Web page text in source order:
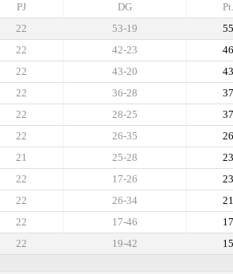
Pt.
DG
PJ
55
53-19
22
46
42-23
22
43
43-20
22
37
36-28
22
37
28-25
22
26
26-35
22
23
25-28
21
23
17-26
22
21
26-34
22
17
17-46
22
15
19-42
22